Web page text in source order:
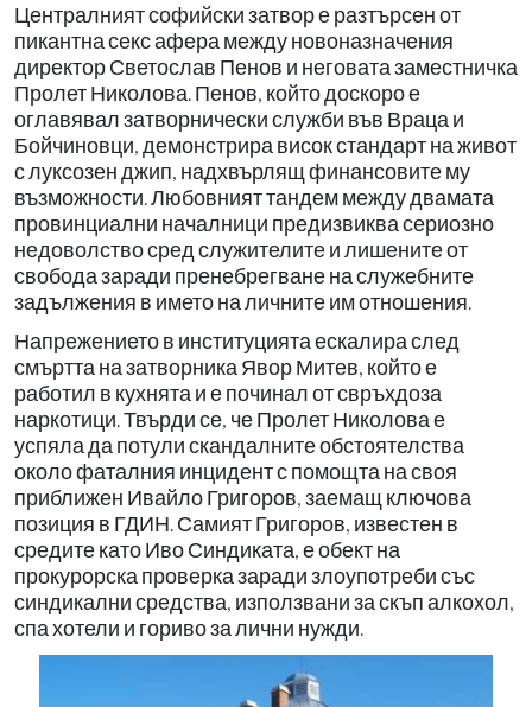
Централният софийски затвор е разтърсен от
пикантна секс афера между новоназначения
директор Светослав Пенов и неговата заместничка
Пролет Николова. Пенов, който доскоро е
оглавявал затворнически служби във Враца и
Бойчиновци, демонстрира висок стандарт на живот
с луксозен джип, надхвърлящ финансовите му
възможности. Любовният тандем между двамата
провинциални началници предизвиква сериозно
недоволство сред служителите и лишените от
свобода заради пренебрегване на служебните
задължения в името на личните им отношения.
Напрежението в институцията ескалира след
смъртта на затворника Явор Митев, който е
работил в кухнята и е починал от свръхдоза
наркотици. Твърди се, че Пролет Николова е
успяла да потули скандалните обстоятелства
около фаталния инцидент с помощта на своя
приближен Ивайло Григоров, заемащ ключова
позиция в ГДИН. Самият Григоров, известен в
средите като Иво Синдиката, е обект на
прокурорска проверка заради злоупотреби със
синдикални средства, използвани за скъп алкохол,
спа хотели и гориво за лични нужди.